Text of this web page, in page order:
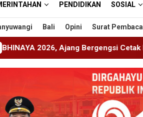
PENDIDIKAN SOSIAL
Bali Opini Surat Pembaca
Cetak Relawan Muda Berprestasi